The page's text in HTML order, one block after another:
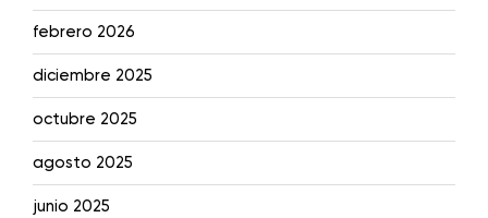
febrero 2026
diciembre 2025
octubre 2025
agosto 2025
junio 2025